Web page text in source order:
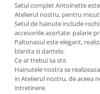
Setul complet Antoinette
Atelierul nostru, pentru
Setul de hainute include
accesoriile asortate: palarie
Paltonasul este elegant,
blanita si dantela.
Ce ar trebui sa stii:
Hainutele nostra se
in Atelierul nostru, de aceea
intretinere.